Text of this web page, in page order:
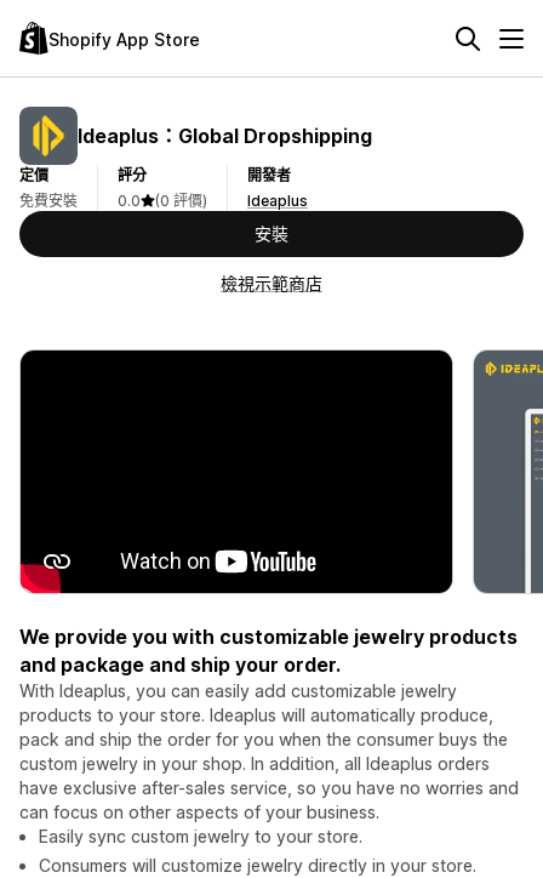
Shopify App Store
Ideaplus：Global Dropshipping
定價
免費安裝
評分
0.0
(0 評價)
開發者
Ideaplus
安裝
檢視示範商店
We provide you with customizable jewelry products
and package and ship your order.
With Ideaplus, you can easily add customizable jewelry
products to your store. Ideaplus will automatically produce,
pack and ship the order for you when the consumer buys the
custom jewelry in your shop. In addition, all Ideaplus orders
have exclusive after-sales service, so you have no worries and
can focus on other aspects of your business.
Easily sync custom jewelry to your store.
Consumers will customize jewelry directly in your store.